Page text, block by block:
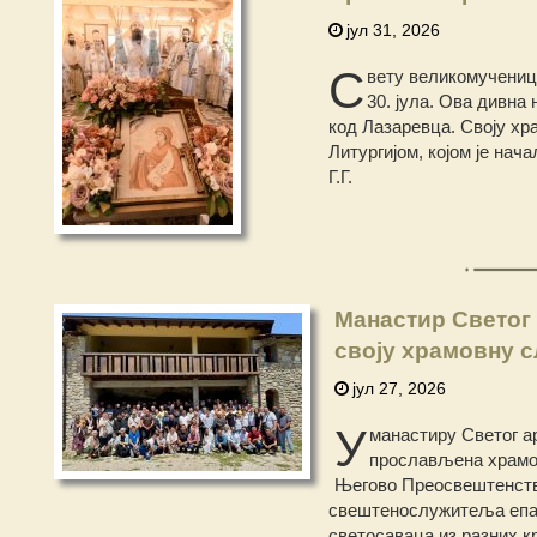
јул 31, 2026
С вету
30. јула. Ова дивна
код Лазаревца. Своју
Литургијом, којом је
Г.Г.
Манастир
своју храмовну
јул 27, 2026
У манастиру Светог
прослављена
Његово
свештенослужитеља